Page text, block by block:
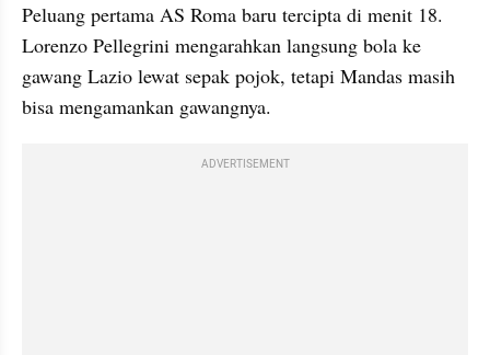
Peluang pertama AS Roma baru tercipta di menit 18.
Lorenzo Pellegrini mengarahkan langsung bola ke
gawang Lazio lewat sepak pojok, tetapi Mandas masih
bisa mengamankan gawangnya.
ADVERTISEMENT